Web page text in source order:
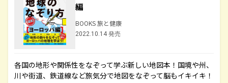
編
BOOKS 旅と健康
2022.10.14 発売
各国の地形や関係性をなぞって学ぶ新しい地図本！国境や州、
川や街道、鉄道線など旅気分で地図をなぞって脳もイキイキ！